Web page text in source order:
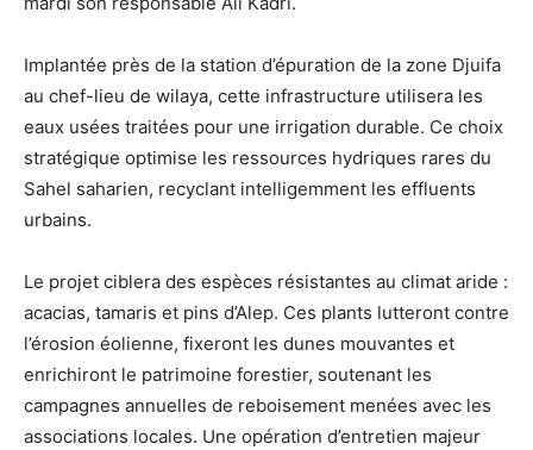
Implantée près de la station d’épuration de la zone Djuifa
au chef-lieu de wilaya, cette infrastructure utilisera les
eaux usées traitées pour une irrigation durable. Ce choix
stratégique optimise les ressources hydriques rares du
Sahel saharien, recyclant intelligemment les effluents
urbains.
Le projet ciblera des espèces résistantes au climat aride :
acacias, tamaris et pins d’Alep. Ces plants lutteront contre
l’érosion éolienne, fixeront les dunes mouvantes et
enrichiront le patrimoine forestier, soutenant les
campagnes annuelles de reboisement menées avec les
associations locales. Une opération d’entretien majeur